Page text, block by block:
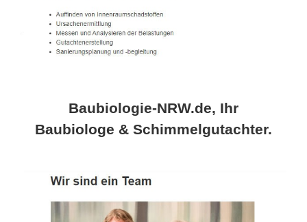
Baubiologie-NRW.de, Ihr
Baubiologe & Schimmelgutachter.